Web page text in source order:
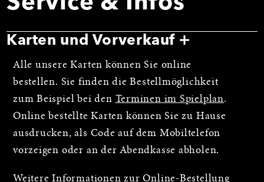
Karten und Vorverkauf
Alle unsere Karten können Sie online
bestellen. Sie finden die Bestellmöglichkeit
zum Beispiel bei den Terminen im Spielplan.
Online bestellte Karten können Sie zu Hause
ausdrucken, als Code auf dem Mobiltelefon
vorzeigen oder an der Abendkasse abholen.
Weitere Informationen zur Online-Bestellung